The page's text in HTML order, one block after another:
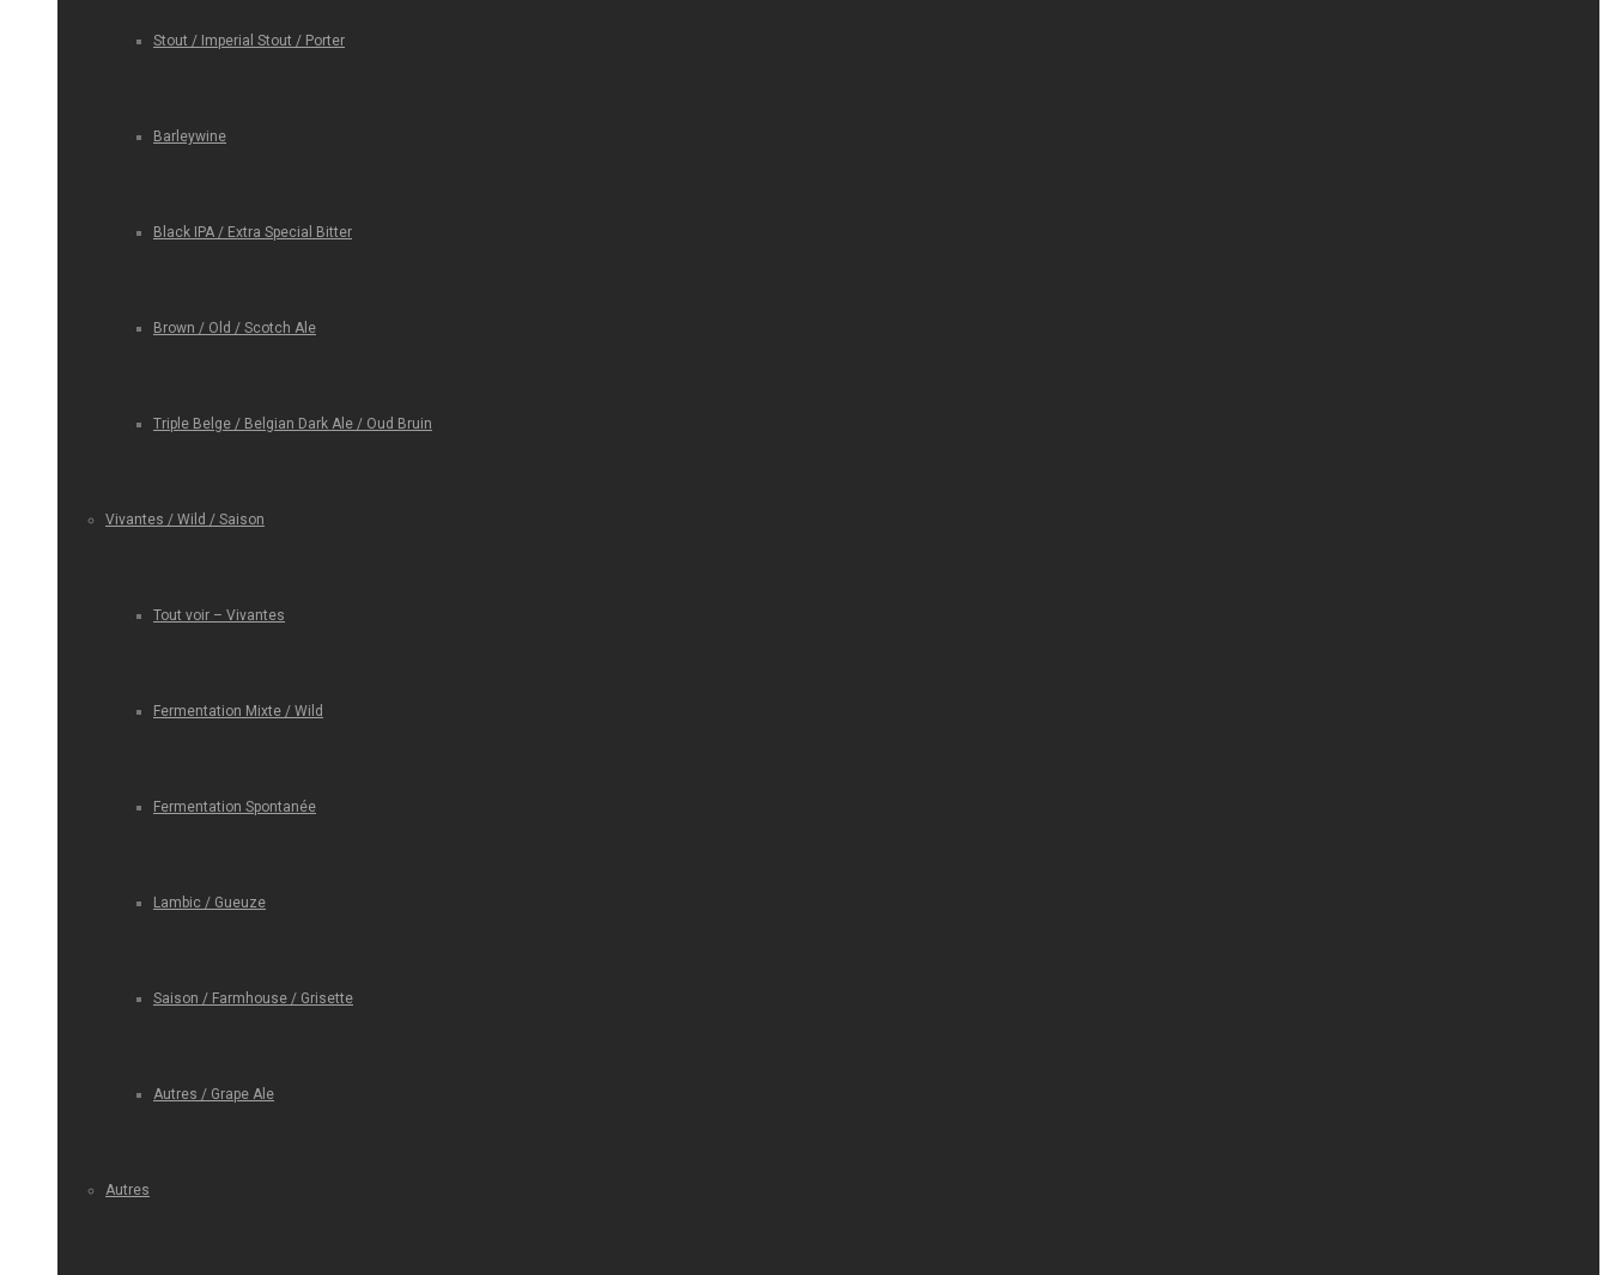
Stout / Imperial Stout / Porter
Barleywine
Black IPA / Extra Special Bitter
Brown / Old / Scotch Ale
Triple Belge / Belgian Dark Ale / Oud Bruin
Vivantes / Wild / Saison
Tout voir – Vivantes
Fermentation Mixte / Wild
Fermentation Spontanée
Lambic / Gueuze
Saison / Farmhouse / Grisette
Autres / Grape Ale
Autres